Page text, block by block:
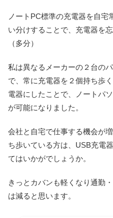
ノートPC標準の充電器を自宅
い分けすることで、充電器を
（多分）
私は異なるメーカーの２台の
で、常に充電器を２個持ち歩
電器にしたことで、ノートパ
が可能になりました。
会社と自宅で仕事する機会が
ち歩いている方は、USB充電
てはいかがでしょうか。
きっとカバンも軽くなり通勤
は減ると思います。